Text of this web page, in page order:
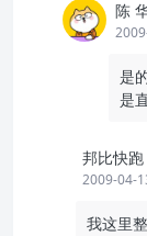
陈
是
是
邦比快跑
2009-04-
我这里